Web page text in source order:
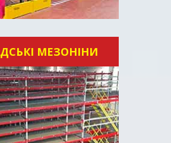
МЕЗОНІНИ